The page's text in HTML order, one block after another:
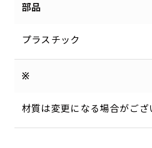
部品
プラスチック
※
材質は変更になる場合がござ